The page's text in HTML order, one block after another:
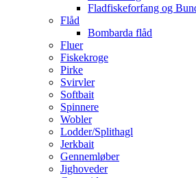
Fladfiskeforfang og
Flåd
Bombarda flåd
Fluer
Fiskekroge
Pirke
Svirvler
Softbait
Spinnere
Wobler
Lodder/Splithagl
Jerkbait
Gennemløber
Jighoveder